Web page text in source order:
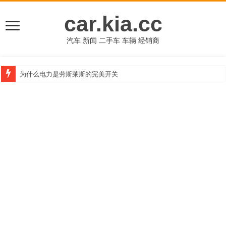
car.kia.cc
汽车 新闻 二手车 车辆 经销商
为什么电力是劳斯莱斯的完美开关